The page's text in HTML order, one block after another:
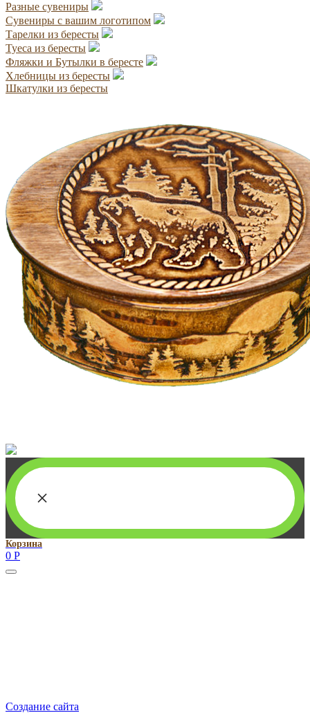
Разные сувениры
Сувениры с вашим логотипом
Тарелки из бересты
Туеса из бересты
Фляжки и Бутылки в бересте
Хлебницы из бересты
Шкатулки из бересты
×
Корзина
0 Р
Создание сайта